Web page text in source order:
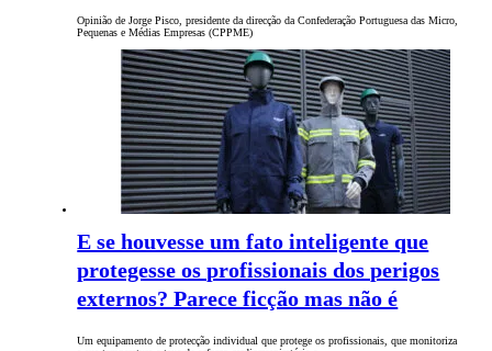
Opinião de Jorge Pisco, presidente da direcção da Confederação Portuguesa das Micro,
Pequenas e Médias Empresas (CPPME)
E se houvesse um fato inteligente que
protegesse os profissionais dos perigos
externos? Parece ficção mas não é
Um equipamento de protecção individual que protege os profissionais, que monitoriza